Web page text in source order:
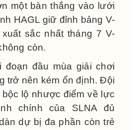
một bàn thắng vào lưới
HAGL giữ đỉnh bảng V-
sắc nhất tháng 7 V-
còn.
đoạn đầu mùa giải chơi
trở nên kém ổn định. Đội
bộc lộ nhược điểm về lực
chính của SLNA đủ
dự bị đa phần còn trẻ